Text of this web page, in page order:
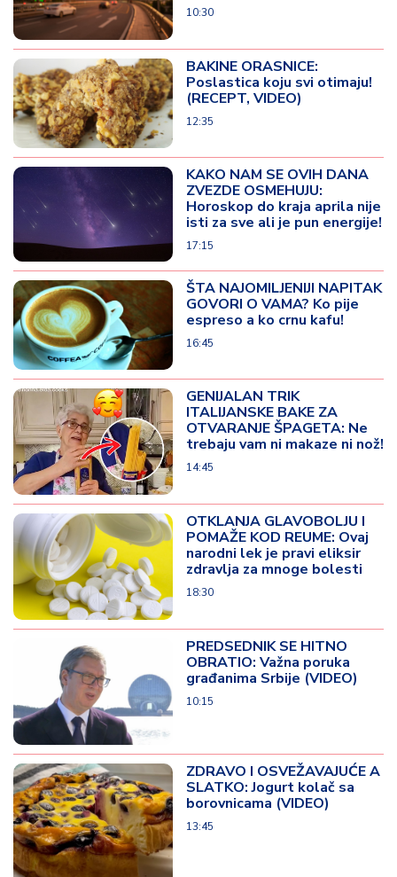
10:30
BAKINE ORASNICE:
Poslastica koju svi otimaju!
(RECEPT, VIDEO)
12:35
KAKO NAM SE OVIH DANA
ZVEZDE OSMEHUJU:
Horoskop do kraja aprila nije
isti za sve ali je pun energije!
17:15
ŠTA NAJOMILJENIJI NAPITAK
GOVORI O VAMA? Ko pije
espreso a ko crnu kafu!
16:45
GENIJALAN TRIK
ITALIJANSKE BAKE ZA
OTVARANJE ŠPAGETA: Ne
trebaju vam ni makaze ni nož!
14:45
OTKLANJA GLAVOBOLJU I
POMAŽE KOD REUME: Ovaj
narodni lek je pravi eliksir
zdravlja za mnoge bolesti
18:30
PREDSEDNIK SE HITNO
OBRATIO: Važna poruka
građanima Srbije (VIDEO)
10:15
ZDRAVO I OSVEŽAVAJUĆE A
SLATKO: Jogurt kolač sa
borovnicama (VIDEO)
13:45